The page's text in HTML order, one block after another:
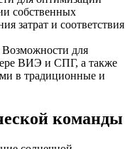
собственных
затрат и соответствия
Возможности для
ВИЭ и СПГ, а также
в традиционные и
команды